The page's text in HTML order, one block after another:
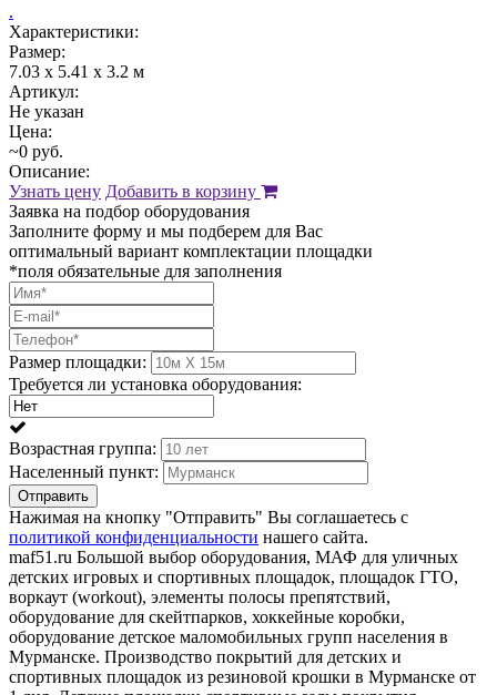
.
Характеристики:
Размер:
7.03 х 5.41 х 3.2 м
Артикул:
Не указан
Цена:
~0 руб.
Описание:
Узнать цену Добавить в корзину
Заявка на подбор оборудования
Заполните форму и мы подберем для Вас
оптимальный вариант комплектации площадки
*поля обязательные для заполнения
Размер площадки:
Требуется ли установка оборудования:
Возрастная группа:
Населенный пункт:
Отправить
Нажимая на кнопку "Отправить" Вы соглашаетесь с
политикой конфиденциальности нашего сайта.
maf51.ru Большой выбор оборудования, МАФ для уличных
детских игровых и спортивных площадок, площадок ГТО,
воркаут (workout), элементы полосы препятствий,
оборудование для скейтпарков, хоккейные коробки,
оборудование детское маломобильных групп населения в
Мурманске. Производство покрытий для детских и
спортивных площадок из резиновой крошки в Мурманске от